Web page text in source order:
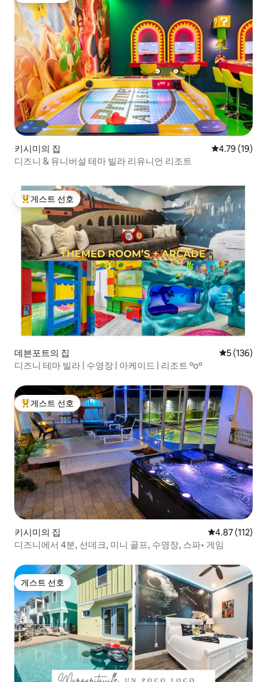
키시미의 집 평점 4.79점
4.79 (19)
디즈니 & 유니버설 테마 빌라 리유니언 리조트
상위 게스트 선호
게스트 선호
데븐포트의 집 평점 5점(5
5 (136)
디즈니 테마 빌라 | 수영장 | 아케이드 | 리조트 ºoº
상위 게스트 선호
게스트 선호
키시미의 집 평점 4.87점(5
4.87 (112)
디즈니에서 4분, 선데크, 미니 골프, 수영장, 스파• 게임
게스트 선호
게스트 선호